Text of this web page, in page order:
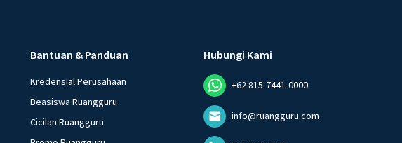
Bantuan & Panduan
Kredensial Perusahaan
Beasiswa Ruangguru
Cicilan Ruangguru
Hubungi Kami
+62 815-7441-0000
info@ruangguru.com